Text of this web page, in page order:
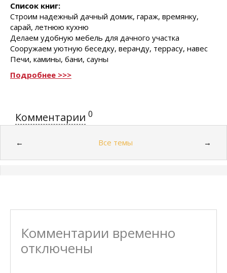
Список книг:
Строим надежный дачный домик, гараж, времянку,
сарай, летнюю кухню
Делаем удобную мебель для дачного участка
Сооружаем уютную беседку, веранду, террасу, навес
Печи, камины, бани, сауны
Подробнее >>>
Комментарии 0
← Все темы →
Комментарии временно
отключены